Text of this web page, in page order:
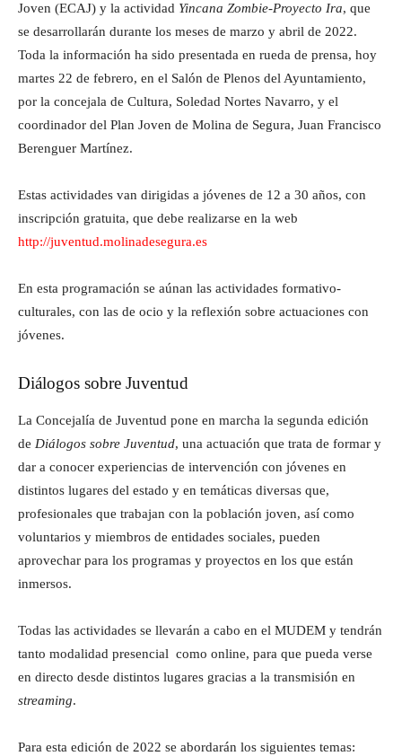
Joven (ECAJ) y la actividad Yincana Zombie-Proyecto Ira, que
se desarrollarán durante los meses de marzo y abril de 2022.
Toda la información ha sido presentada en rueda de prensa, hoy
martes 22 de febrero, en el Salón de Plenos del Ayuntamiento,
por la concejala de Cultura, Soledad Nortes Navarro, y el
coordinador del Plan Joven de Molina de Segura, Juan Francisco
Berenguer Martínez.
Estas actividades van dirigidas a jóvenes de 12 a 30 años, con
inscripción gratuita, que debe realizarse en la web
http://juventud.molinadesegura.es
En esta programación se aúnan las actividades formativo-
culturales, con las de ocio y la reflexión sobre actuaciones con
jóvenes.
Diálogos sobre Juventud
La Concejalía de Juventud pone en marcha la segunda edición
de Diálogos sobre Juventud, una actuación que trata de formar y
dar a conocer experiencias de intervención con jóvenes en
distintos lugares del estado y en temáticas diversas que,
profesionales que trabajan con la población joven, así como
voluntarios y miembros de entidades sociales, pueden
aprovechar para los programas y proyectos en los que están
inmersos.
Todas las actividades se llevarán a cabo en el MUDEM y tendrán
tanto modalidad presencial como online, para que pueda verse
en directo desde distintos lugares gracias a la transmisión en
streaming.
Para esta edición de 2022 se abordarán los siguientes temas: